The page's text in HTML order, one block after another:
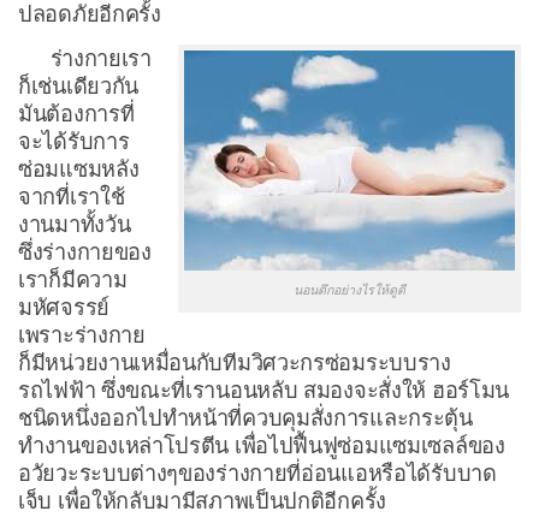
ปลอดภัยอีกครั้ง
นอนดึกอย่างไรให้ดูดี
ร่างกายเรา
ก็เช่นเดียวกัน
มันต้องการที่
จะได้รับการ
ซ่อมแซมหลัง
จากที่เราใช้
งานมาทั้งวัน
ซึ่งร่างกายของ
เราก็มีความ
มหัศจรรย์
เพราะร่างกาย
ก็มีหน่วยงานเหมื่อนกับทีมวิศวะกรซ่อมระบบราง
รถไฟฟ้า ซึ่งขณะที่เรานอนหลับ สมองจะสั่งให้ ฮอร์โมน
ชนิดหนึ่งออกไปทำหน้าที่ควบคุมสั่งการและกระตุ้น
ทำงานของเหล่าโปรตีน เพื่อไปฟื้นฟูซ่อมแซมเซลล์ของ
อวัยวะระบบต่างๆของร่างกายที่อ่อนแอหรือได้รับบาด
เจ็บ เพื่อให้กลับมามีสภาพเป็นปกติอีกครั้ง